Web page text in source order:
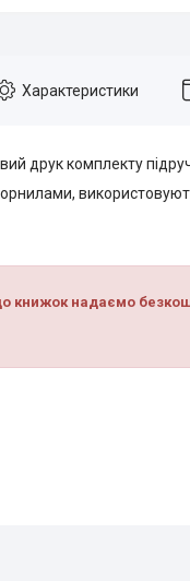
Характеристики
друк комплекту
книжок надаємо